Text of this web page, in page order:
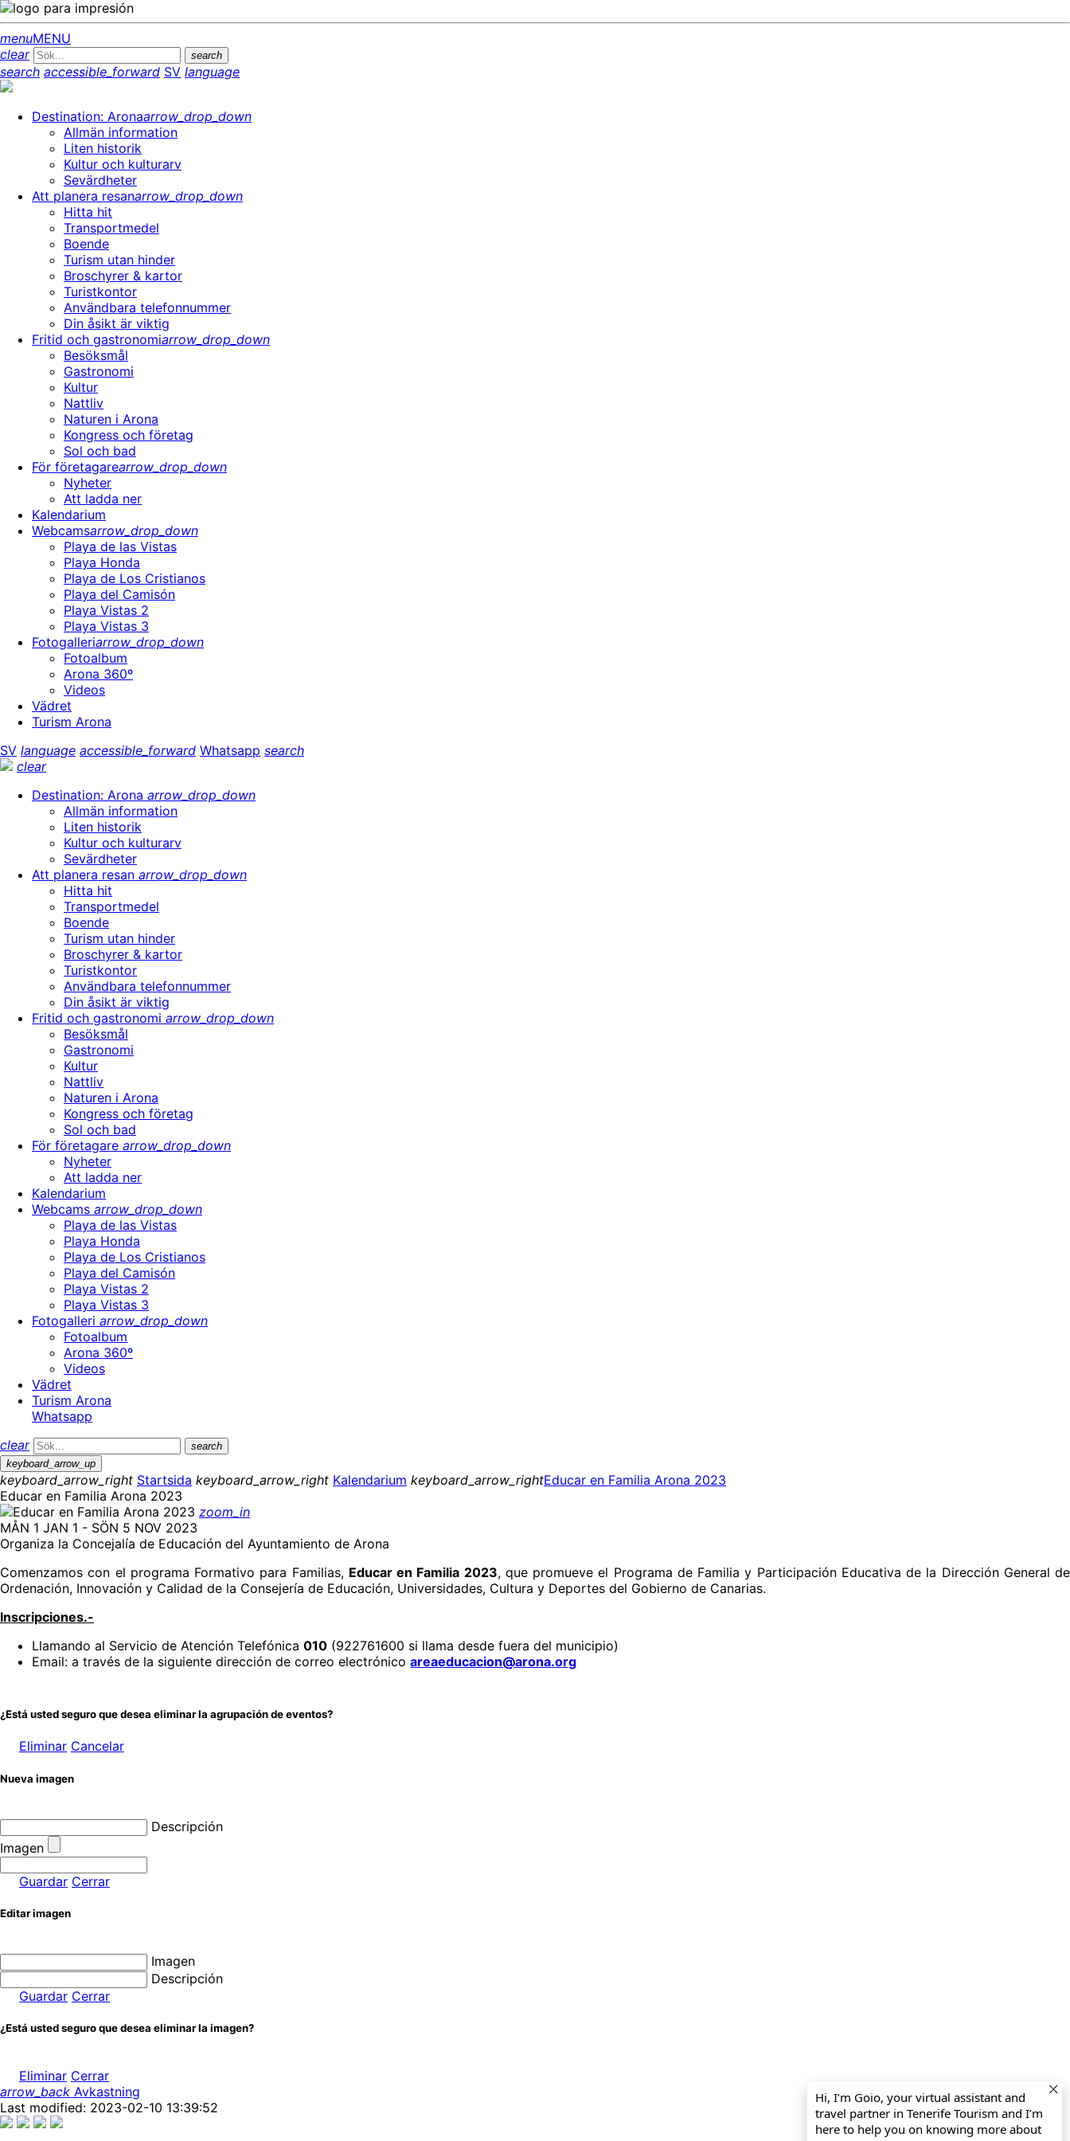
Hi, I’m Goio, your virtual assistant and
travel partner in Tenerife Tourism and I’m
here to help you on knowing more about
menuMENU
clear
search
search accessible_forward SV language
Destination: Aronaarrow_drop_down
Allmän information
Liten historik
Kultur och kulturarv
Sevärdheter
Att planera resanarrow_drop_down
Hitta hit
Transportmedel
Boende
Turism utan hinder
Broschyrer & kartor
Turistkontor
Användbara telefonnummer
Din åsikt är viktig
Fritid och gastronomiarrow_drop_down
Besöksmål
Gastronomi
Kultur
Nattliv
Naturen i Arona
Kongress och företag
Sol och bad
För företagarearrow_drop_down
Nyheter
Att ladda ner
Kalendarium
Webcamsarrow_drop_down
Playa de las Vistas
Playa Honda
Playa de Los Cristianos
Playa del Camisón
Playa Vistas 2
Playa Vistas 3
Fotogalleriarrow_drop_down
Fotoalbum
Arona 360º
Videos
Vädret
Turism Arona
SV language accessible_forward Whatsapp search
clear
Destination: Arona arrow_drop_down
Allmän information
Liten historik
Kultur och kulturarv
Sevärdheter
Att planera resan arrow_drop_down
Hitta hit
Transportmedel
Boende
Turism utan hinder
Broschyrer & kartor
Turistkontor
Användbara telefonnummer
Din åsikt är viktig
Fritid och gastronomi arrow_drop_down
Besöksmål
Gastronomi
Kultur
Nattliv
Naturen i Arona
Kongress och företag
Sol och bad
För företagare arrow_drop_down
Nyheter
Att ladda ner
Kalendarium
Webcams arrow_drop_down
Playa de las Vistas
Playa Honda
Playa de Los Cristianos
Playa del Camisón
Playa Vistas 2
Playa Vistas 3
Fotogalleri arrow_drop_down
Fotoalbum
Arona 360º
Videos
Vädret
Turism Arona
Whatsapp
clear
search
keyboard_arrow_up
keyboard_arrow_right Startsida keyboard_arrow_right Kalendarium keyboard_arrow_rightEducar en Familia Arona 2023
Educar en Familia Arona 2023
zoom_in
MÅN 1 JAN 1 - SÖN 5 NOV 2023
Organiza la Concejalía de Educación del Ayuntamiento de Arona
Comenzamos con el programa Formativo para Familias, Educar en Familia 2023, que promueve el Programa de Familia y Participación Educativa de la Dirección General de
Ordenación, Innovación y Calidad de la Consejería de Educación, Universidades, Cultura y Deportes del Gobierno de Canarias.
Inscripciones.-
Llamando al Servicio de Atención Telefónica 010 (922761600 si llama desde fuera del municipio)
Email: a través de la siguiente dirección de correo electrónico areaeducacion@arona.org
¿Está usted seguro que desea eliminar la agrupación de eventos?
Eliminar Cancelar
Nueva imagen
Descripción
Imagen
Guardar Cerrar
Editar imagen
Imagen
Descripción
Guardar Cerrar
¿Está usted seguro que desea eliminar la imagen?
Eliminar Cerrar
arrow_back Avkastning
Last modified: 2023-02-10 13:39:52